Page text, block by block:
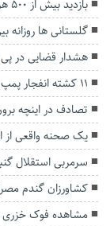
بازدید بیش از ۵۰۰ هزار نفر از جاذبه‌های استان گلستان
گلستانی ها روزانه بین ۱۳ تا ۱۵ میلیون متر مکعب گاز
هشدار قضایی در
۱۱ کشته انفجار پمپ بنزین عراق، ایرانی هستند
تصادف در اینچه برون با ۸ مصدوم و ۲
یک صحنه واقعی
سرمربی استقلال
کشاورزان گندم
مشاهده فوک خزری